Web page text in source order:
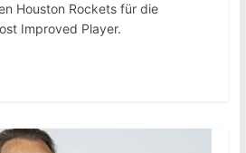
Houston Rockets für die
Improved Player.